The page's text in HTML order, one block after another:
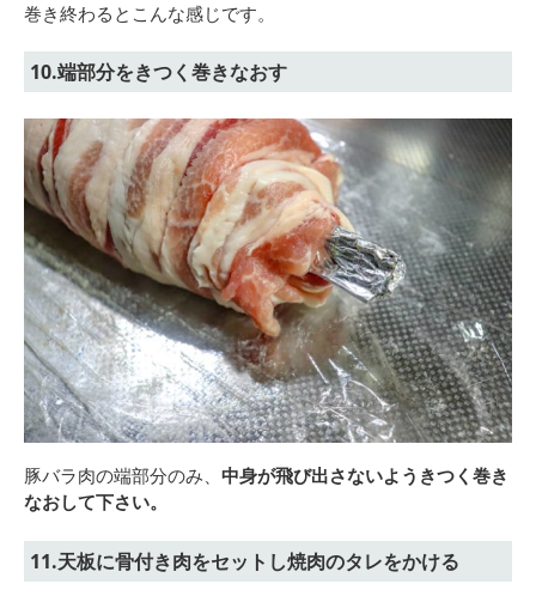
巻き終わるとこんな感じです。
10.端部分をきつく巻きなおす
豚バラ肉の端部分のみ、 中身が飛び出さないようきつく巻き
なおして下さい。
11.天板に骨付き肉をセットし焼肉のタレをかける